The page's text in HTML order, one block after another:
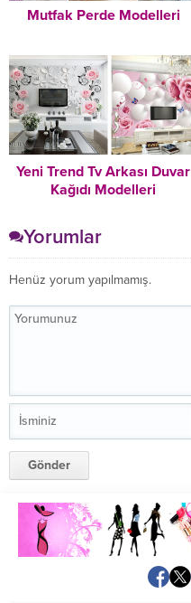
Mutfak Perde Modelleri
Yeni Trend Tv Arkası Duvar
Kağıdı Modelleri
Yorumlar
Henüz yorum yapılmamış.